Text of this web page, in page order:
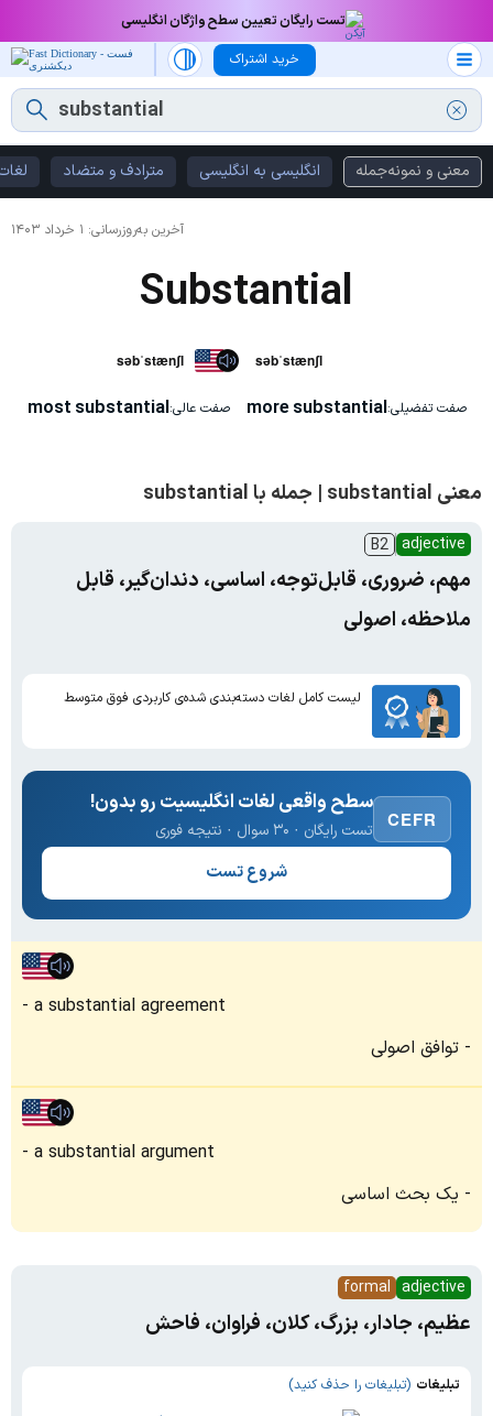
تست رایگان تعیین سطح واژگان انگلیسی
خرید اشتراک
معنی و نمونه‌جمله انگلیسی به انگلیسی مترادف و متضاد
آخرین به‌روزرسانی: ۱ خرداد ۱۴۰۳
Substantial
səbˈstænʃl səbˈstænʃl
صفت تفضیلی:more substantial صفت عالی:most substantial
معنی substantial | جمله با substantial
adjective
B2
مهم، ضروری، قابل‌توجه، اساسی، دندان‌گیر، قابل
ملاحظه، اصولی
لیست کامل لغات دسته‌بندی شده‌ی کاربردی فوق متوسط
CEFR
سطح واقعی لغات انگلیسیت رو بدون!
تست رایگان · ۳۰ سوال · نتیجه فوری
شروع تست
a substantial agreement
توافق اصولی
a substantial argument
یک بحث اساسی
adjective
formal
عظیم، جادار، بزرگ، کلان، فراوان، فاحش
تبلیغات (تبلیغات را حذف کنید)